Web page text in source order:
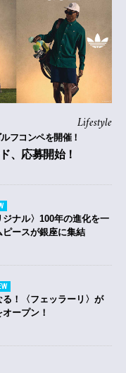
Lifestyle
フコンペを開催！
、応募開始！
ジナル〉100年の進化を一
ースが銀座に集結
！〈フェッラーリ〉が
ープン！